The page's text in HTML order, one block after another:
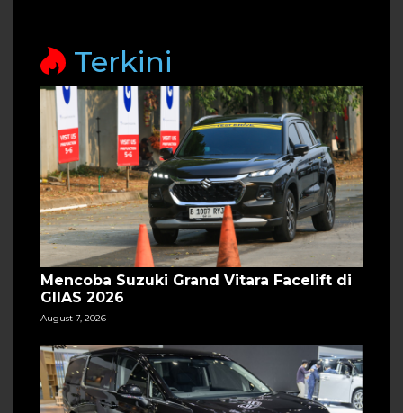
Terkini
Mencoba Suzuki Grand Vitara Facelift di
GIIAS 2026
August 7, 2026